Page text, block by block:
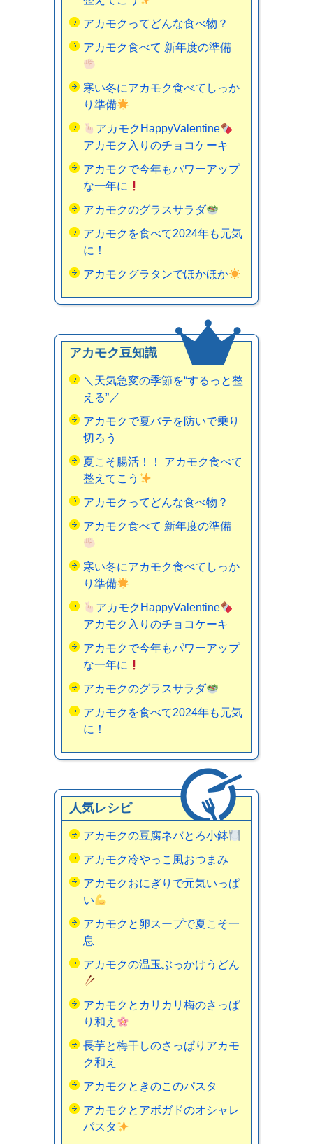
アカモクってどんな食べ物？
アカモク食べて 新年度の準備
寒い冬にアカモク食べてしっか
り準備
アカモクHappyValentine
アカモク入りのチョコケーキ
アカモクで今年もパワーアップ
な一年に
アカモクのグラスサラダ
アカモクを食べて2024年も元気
に！
アカモクグラタンでほかほか
アカモク豆知識
＼天気急変の季節を“するっと整
える”／
アカモクで夏バテを防いで乗り
切ろう
夏こそ腸活！！ アカモク食べて
整えてこう
アカモクってどんな食べ物？
アカモク食べて 新年度の準備
寒い冬にアカモク食べてしっか
り準備
アカモクHappyValentine
アカモク入りのチョコケーキ
アカモクで今年もパワーアップ
な一年に
アカモクのグラスサラダ
アカモクを食べて2024年も元気
に！
人気レシピ
アカモクの豆腐ネバとろ小鉢
アカモク冷やっこ風おつまみ
アカモクおにぎりで元気いっぱ
い
アカモクと卵スープで夏こそ一
息
アカモクの温玉ぶっかけうどん
アカモクとカリカリ梅のさっぱ
り和え
長芋と梅干しのさっぱりアカモ
ク和え
アカモクときのこのパスタ
アカモクとアボガドのオシャレ
パスタ